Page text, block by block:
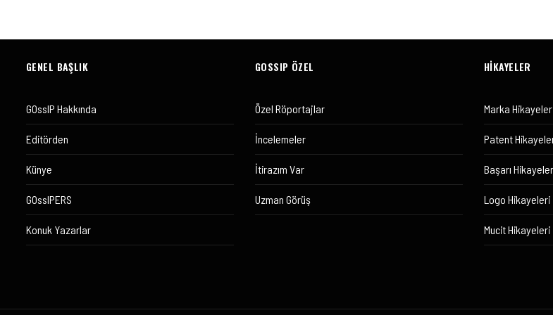
GENEL BAŞLIK
GOssIP Hakkında
Editörden
Künye
GOssIPERS
Konuk Yazarlar
GOSSIP ÖZEL
Özel Röportajlar
İncelemeler
İtirazım Var
Uzman Görüş
HİKAYELER
Marka
Patent
Başarı
Logo Hikayeleri
Mucit Hikayeleri